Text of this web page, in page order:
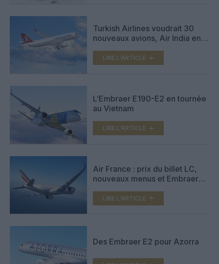
Turkish Airlines voudrait 30
nouveaux avions, Air India en
LIRE L'ARTICLE
L’Embraer E190-E2 en tournée
au Vietnam
LIRE L'ARTICLE
Air France : prix du billet LC,
nouveaux menus et Embraer
LIRE L'ARTICLE
Des Embraer E2 pour Azorra